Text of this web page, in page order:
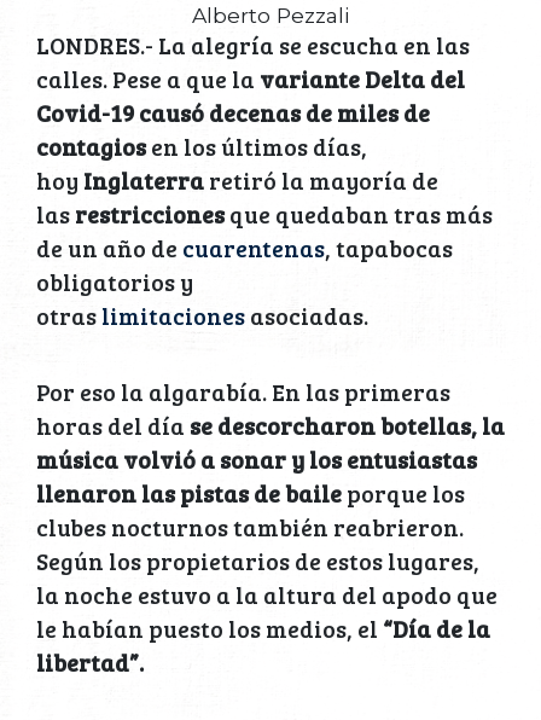
Alberto Pezzali
LONDRES.- La alegría se escucha en las
calles. Pese a que la variante Delta del
Covid-19 causó decenas de miles de
contagiosen los últimos días,
hoy Inglaterraretiró la mayoría de
lasrestriccionesque quedaban tras más
de un año de cuarentenas, tapabocas
obligatorios y
otraslimitacionesasociadas.
Por eso la algarabía. En las primeras
horas del día se descorcharon botellas, la
música volvió a sonar y los entusiastas
llenaron las pistas de baileporque los
clubes nocturnos también reabrieron.
Según los propietarios de estos lugares,
la noche estuvo a la altura del apodo que
le habían puesto los medios, el “Día de la
libertad”.